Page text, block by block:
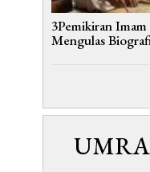
3Pemikiran
Mengulas